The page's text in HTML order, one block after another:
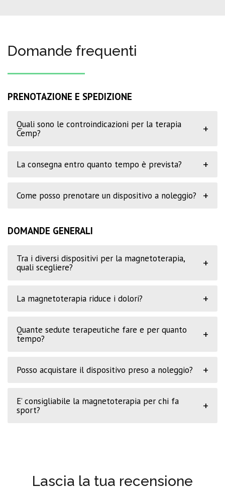
Domande frequenti
PRENOTAZIONE E SPEDIZIONE
Quali sono le controindicazioni per la terapia
Cemp?
+
La consegna entro quanto tempo è prevista? +
Come posso prenotare un dispositivo a noleggio? +
DOMANDE GENERALI
Tra i diversi dispositivi per la magnetoterapia,
quali scegliere?
+
La magnetoterapia riduce i dolori? +
Quante sedute terapeutiche fare e per quanto
tempo?
+
Posso acquistare il dispositivo preso a noleggio? +
E’ consigliabile la magnetoterapia per chi fa
sport?
+
Lascia la tua recensione